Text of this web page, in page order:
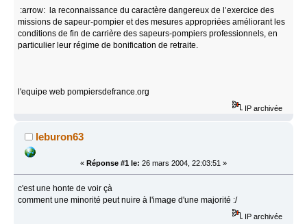
:arrow: la reconnaissance du caractère dangereux de l’exercice des
missions de sapeur-pompier et des mesures appropriées améliorant les
conditions de fin de carrière des sapeurs-pompiers professionnels, en
particulier leur régime de bonification de retraite.
l'equipe web pompiersdefrance.org
IP archivée
leburon63
« Réponse #1 le: 26 mars 2004, 22:03:51 »
c'est une honte de voir çà
comment une minorité peut nuire à l'image d'une majorité :/
IP archivée